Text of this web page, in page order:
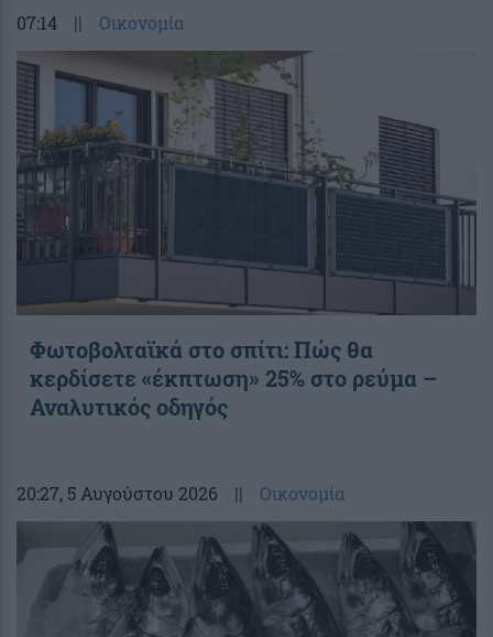
07:14 || Οικονομία
Φωτοβολταϊκά στο σπίτι: Πώς θα
κερδίσετε «έκπτωση» 25% στο ρεύμα –
Αναλυτικός οδηγός
20:27, 5 Αυγούστου 2026 || Οικονομία